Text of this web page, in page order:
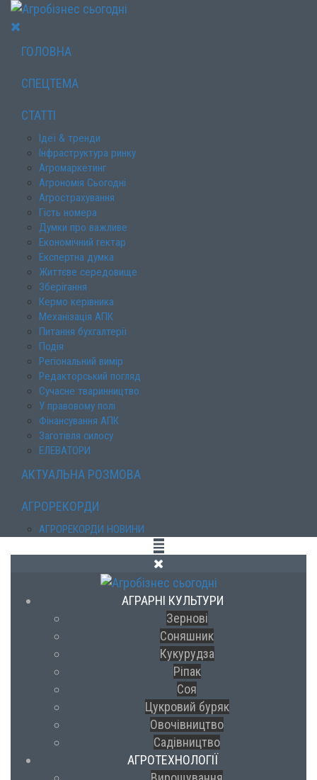
ГОЛОВНА
СПЕЦТЕМА
СТАТТІ
Ідеї & тренди
Інфраструктура ринку
Агромаркетинг
Агрономія Сьогодні
Агрострахування
Гість номера
Думки про важливе
Економічний гектар
Експертна думка
Життєве середовище
Зберігання
Кермо керівника
Механізація АПК
Питання бухгалтерії
Подія
Регіональний вимір
Редакторський погляд
Сучасне тваринництво
У правовому полі
Фінансування АПК
Заготівля силосу
ЕЛЕВАТОРИ
АКТУАЛЬНА РОЗМОВА
АГРОРЕКОРДИ
АГРОРЕКОРДИ НОВИНИ
АГРАРНІ КУЛЬТУРИ
Зернові
Соняшник
Кукурудза
Ріпак
Соя
Цукровий буряк
Овочівництво
Садівництво
АГРОТЕХНОЛОГІЇ